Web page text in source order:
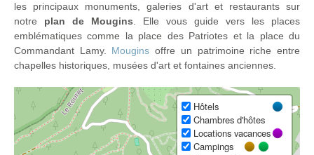
les principaux monuments, galeries d'art et restaurants sur
notre plan de Mougins . Elle vous guide vers les places
emblématiques comme la place des Patriotes et la place du
Commandant Lamy. Mougins offre un patrimoine riche entre
chapelles historiques, musées d'art et fontaines anciennes.
Hôtels
Chambres d'hôtes
Locations vacances
Campings